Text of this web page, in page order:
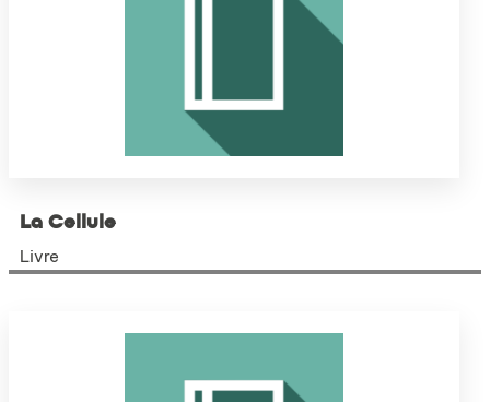
La Cellule
Livre